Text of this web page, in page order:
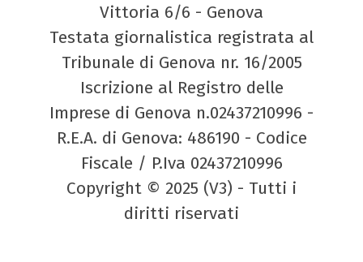
Vittoria 6/6 - Genova
Testata giornalistica registrata al
Tribunale di Genova nr. 16/2005
Iscrizione al Registro delle
Imprese di Genova n.02437210996 -
R.E.A. di Genova: 486190 - Codice
Fiscale / P.Iva 02437210996
Copyright © 2025 (V3) - Tutti i
diritti riservati